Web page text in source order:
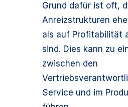
Grund dafür ist oft,
Anreizstrukturen
als auf Profitabilität
sind. Dies kann zu
zwischen den
Service und im